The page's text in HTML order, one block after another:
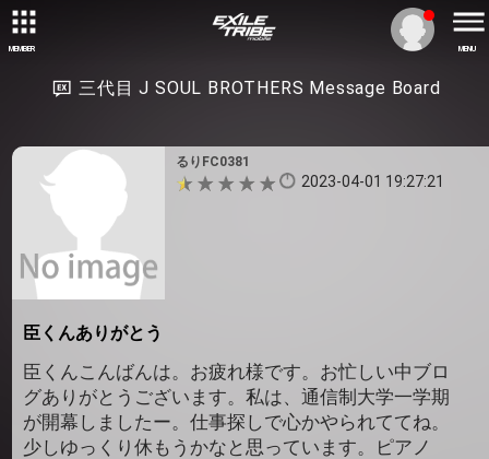
MEMBER MENU
三代目 J SOUL BROTHERS Message Board
るりFC0381
2023-04-01 19:27:21
臣くんありがとう
臣くんこんばんは。お疲れ様です。お忙しい中ブロ
グありがとうございます。私は、通信制大学一学期
が開幕しましたー。仕事探しで心かやられててね。
少しゆっくり休もうかなと思っています。ピアノ